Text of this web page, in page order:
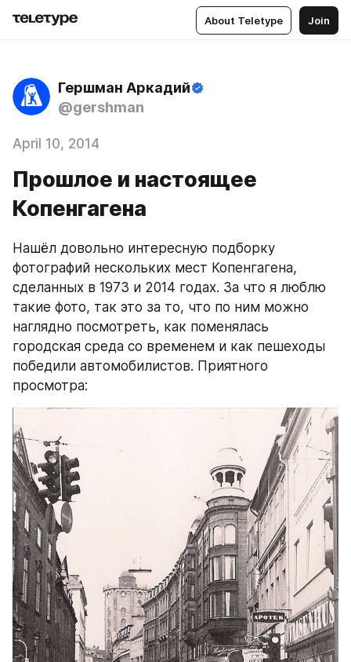
About Teletype Join
Гершман Аркадий
@gershman
April 10, 2014
Прошлое и настоящее
Копенгагена
Нашёл довольно интересную подборку
фотографий нескольких мест Копенгагена,
сделанных в 1973 и 2014 годах. За что я люблю
такие фото, так это за то, что по ним можно
наглядно посмотреть, как поменялась
городская среда со временем и как пешеходы
победили автомобилистов. Приятного
просмотра: